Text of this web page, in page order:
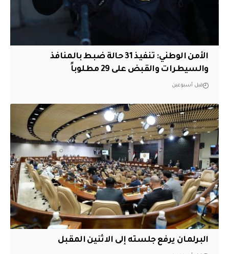
الأمن الوطني: تنفيذ 31 حالة ضبط بالمنافذ
والسيطرات والقبض على 29 مطلوباً
قبل أسبوعين
البرلمان يرفع جلسته إلى الاثنين المقبل